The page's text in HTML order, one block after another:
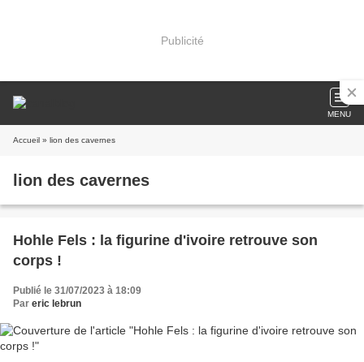
Publicité
MENU
Accueil » lion des cavernes
lion des cavernes
Hohle Fels : la figurine d'ivoire retrouve son
corps !
Publié le 31/07/2023 à 18:09
Par eric lebrun